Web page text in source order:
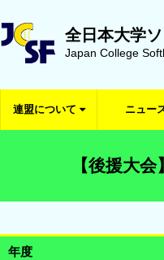
全日本大学
Japan College
連盟について ニュー
【後援大
年度